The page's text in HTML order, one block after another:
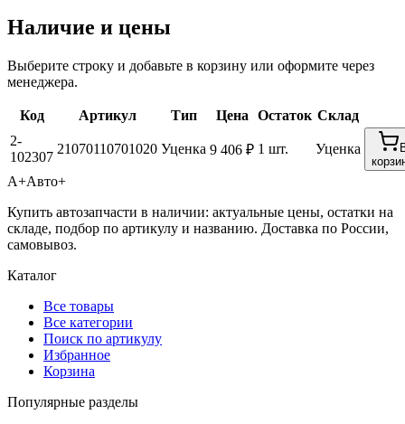
Наличие и цены
Выберите строку и добавьте в корзину или оформите через
менеджера.
Код Артикул Тип Цена Остаток Склад
2-
102307
21070110701020 Уценка 9 406 ₽ 1 шт. Уценка
А+Авто+
Купить автозапчасти в наличии: актуальные цены, остатки на
складе, подбор по артикулу и названию. Доставка по России,
самовывоз.
Каталог
Все товары
Все категории
Поиск по артикулу
Избранное
Корзина
Популярные разделы